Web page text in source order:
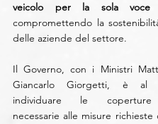
veicolo per la sola voce
compromettendo la
delle aziende del settore.
Il Governo, con i Ministri
Giancarlo Giorgetti, è al
individuare le coperture
necessarie alle misure